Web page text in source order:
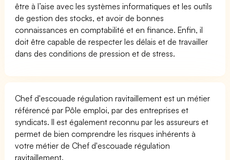
être à l’aise avec les systèmes informatiques et les outils
de gestion des stocks, et avoir de bonnes
connaissances en comptabilité et en finance. Enfin, il
doit être capable de respecter les délais et de travailler
dans des conditions de pression et de stress.
Chef d'escouade régulation ravitaillement est un métier
référencé par Pôle emploi, par des entreprises et
syndicats. Il est également reconnu par les assureurs et
permet de bien comprendre les risques inhérents à
votre métier de Chef d'escouade régulation
ravitaillement.